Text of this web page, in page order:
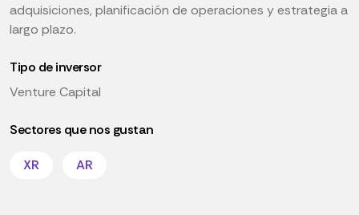
adquisiciones, planificación de operaciones y estrategia a
largo plazo.
Tipo de inversor
Venture Capital
Sectores que nos gustan
XR AR